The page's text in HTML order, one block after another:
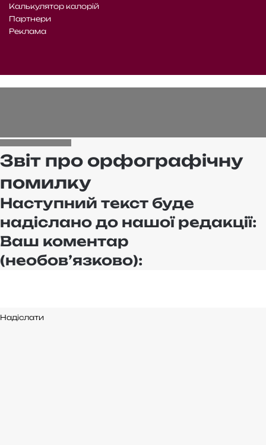
Калькулятор калорій
Партнери
Реклама
Звіт про орфографічну
помилку
Наступний текст буде
надіслано до нашої редакції:
Ваш коментар
(необов’язково):
Надіслати